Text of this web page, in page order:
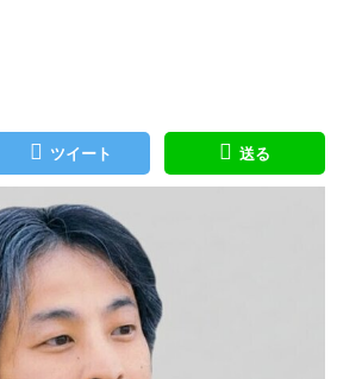
ツイート 送る